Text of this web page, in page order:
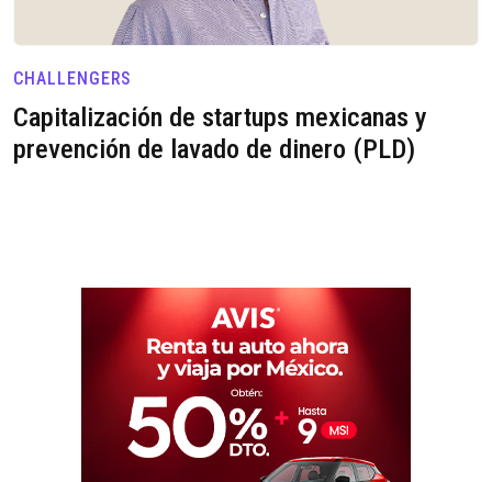
CHALLENGERS
Capitalización de startups mexicanas y
prevención de lavado de dinero (PLD)